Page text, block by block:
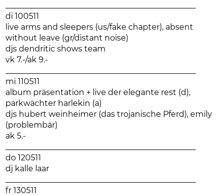
di 100511
live arms and sleepers (us/fake chapter), absent
without leave (gr/distant noise)
djs dendritic shows team
vk 7.-/ak 9.-
mi 110511
album präsentation + live der elegante rest (d),
parkwächter harlekin (a)
djs hubert weinheimer (das trojanische Pferd), emily
(problembär)
ak 5.-
do 120511
dj kalle laar
fr 130511